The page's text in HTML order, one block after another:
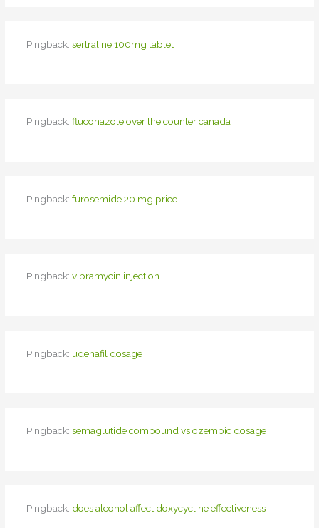
Pingback: sertraline 100mg tablet
Pingback: fluconazole over the counter canada
Pingback: furosemide 20 mg price
Pingback: vibramycin injection
Pingback: udenafil dosage
Pingback: semaglutide compound vs ozempic dosage
Pingback: does alcohol affect doxycycline effectiveness